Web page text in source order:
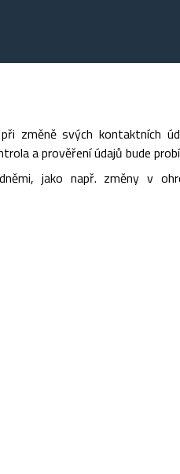
změně svých kontaktních
a prověření údajů bude
jako např. změny v